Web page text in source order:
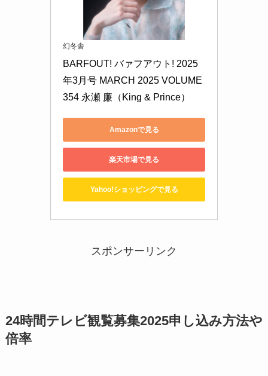
幻冬舎
BARFOUT! バァフアウト! 2025
年3月号 MARCH 2025 VOLUME
354 永瀬 廉（King & Prince）
Amazonで見る
楽天市場で見る
Yahoo!ショッピングで見る
スポンサーリンク
24時間テレビ観覧募集2025申し込み方法や
倍率